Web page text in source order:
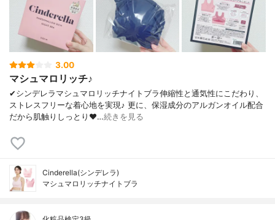
3.00
マシュマロリッチ♪
✔︎シンデレラマシュマロリッチナイトブラ伸縮性と通気性にこだわり、
ストレスフリーな着心地を実現♪ 更に、保湿成分のアルガンオイル配合
だから肌触りしっとり❤…続きを見る
Cinderella(シンデレラ)
マシュマロリッチナイトブラ